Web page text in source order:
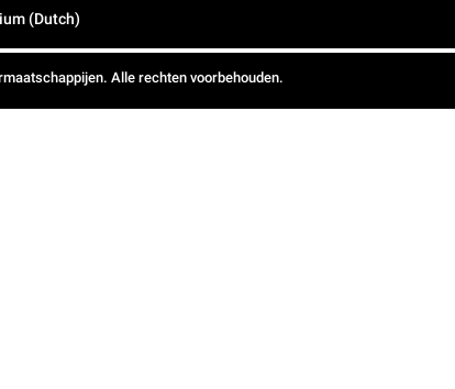
(Dutch)
Alle rechten voorbehouden.